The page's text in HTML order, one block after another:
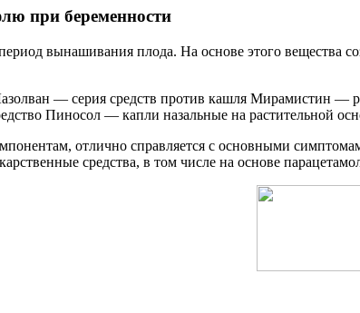
при беременности
вынашивания плода. На основе этого вещества
— серия средств против кашля Мирамистин
Пиносол — капли назальные на растительной
отлично справляется с основными
средства, в том числе на основе